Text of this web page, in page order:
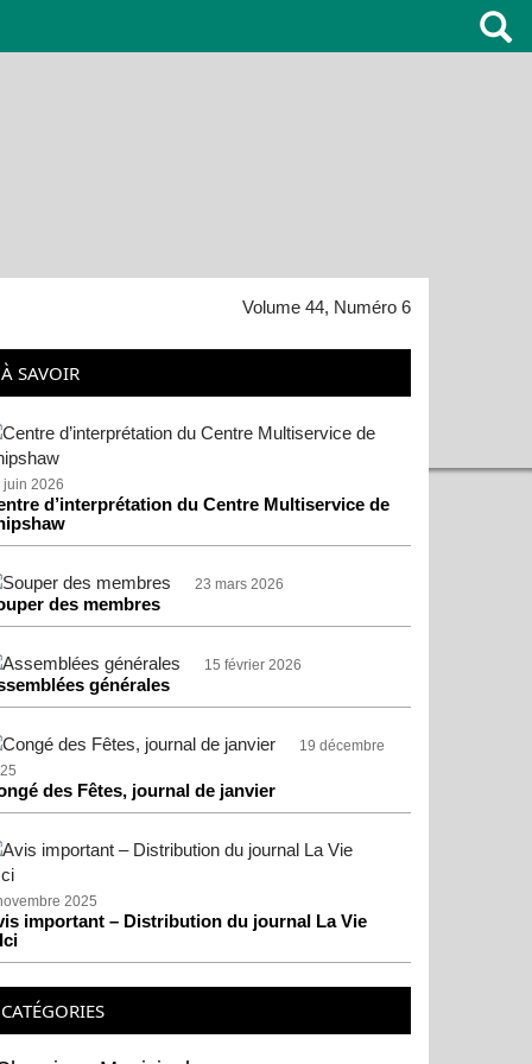
Volume 44, Numéro 6
À SAVOIR
juin 2026
d’interprétation du Centre Multiservice de
23 mars 2026
des membres
15 février 2026
générales
19 décembre
des Fêtes, journal de janvier
2025
important – Distribution du journal La Vie
CATÉGORIES